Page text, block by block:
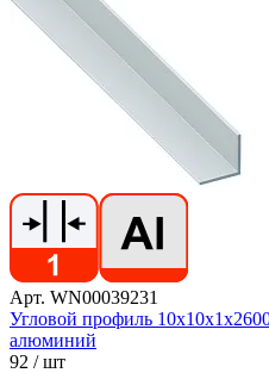
Арт. WN00039231
Угловой профиль
алюминий
92 / шт